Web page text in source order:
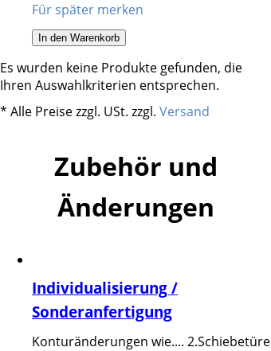
Für später merken
In den Warenkorb
Es wurden keine Produkte gefunden, die
Ihren Auswahlkriterien entsprechen.
* Alle Preise zzgl. USt. zzgl. Versand
Zubehör und
Änderungen
Individualisierung /
Sonderanfertigung
Konturänderungen wie.... 2.Schiebetüre